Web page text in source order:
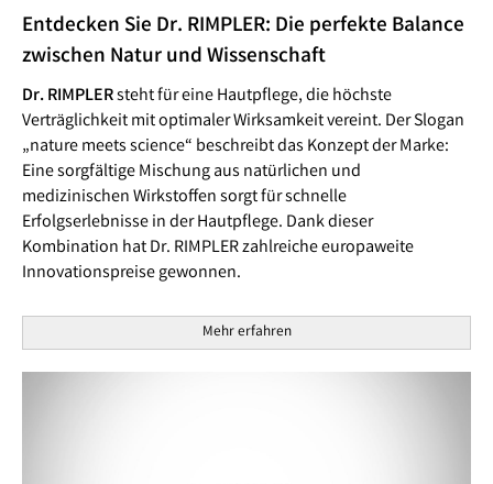
Entdecken Sie Dr. RIMPLER: Die perfekte Balance
zwischen Natur und Wissenschaft
Dr. RIMPLERsteht für eine Hautpflege, die höchste
Verträglichkeit mit optimaler Wirksamkeit vereint. Der Slogan
„nature meets science“ beschreibt das Konzept der Marke:
Eine sorgfältige Mischung aus natürlichen und
medizinischen Wirkstoffen sorgt für schnelle
Erfolgserlebnisse in der Hautpflege. Dank dieser
Kombination hat Dr. RIMPLER zahlreiche europaweite
Innovationspreise gewonnen.
Mehr erfahren